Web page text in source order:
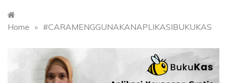
Home » #CARAMENGGUNAKANAPLIKASIBUKUKAS